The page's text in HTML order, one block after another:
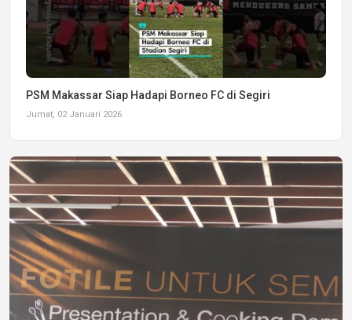
PSM Makassar Siap Hadapi Borneo FC di Segiri
Jumat, 02 Januari 2026